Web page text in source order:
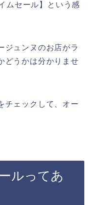
ムセール】という感
ジュンヌのお店がラ
どうかは分かりませ
チェックして、オー
ルってあ